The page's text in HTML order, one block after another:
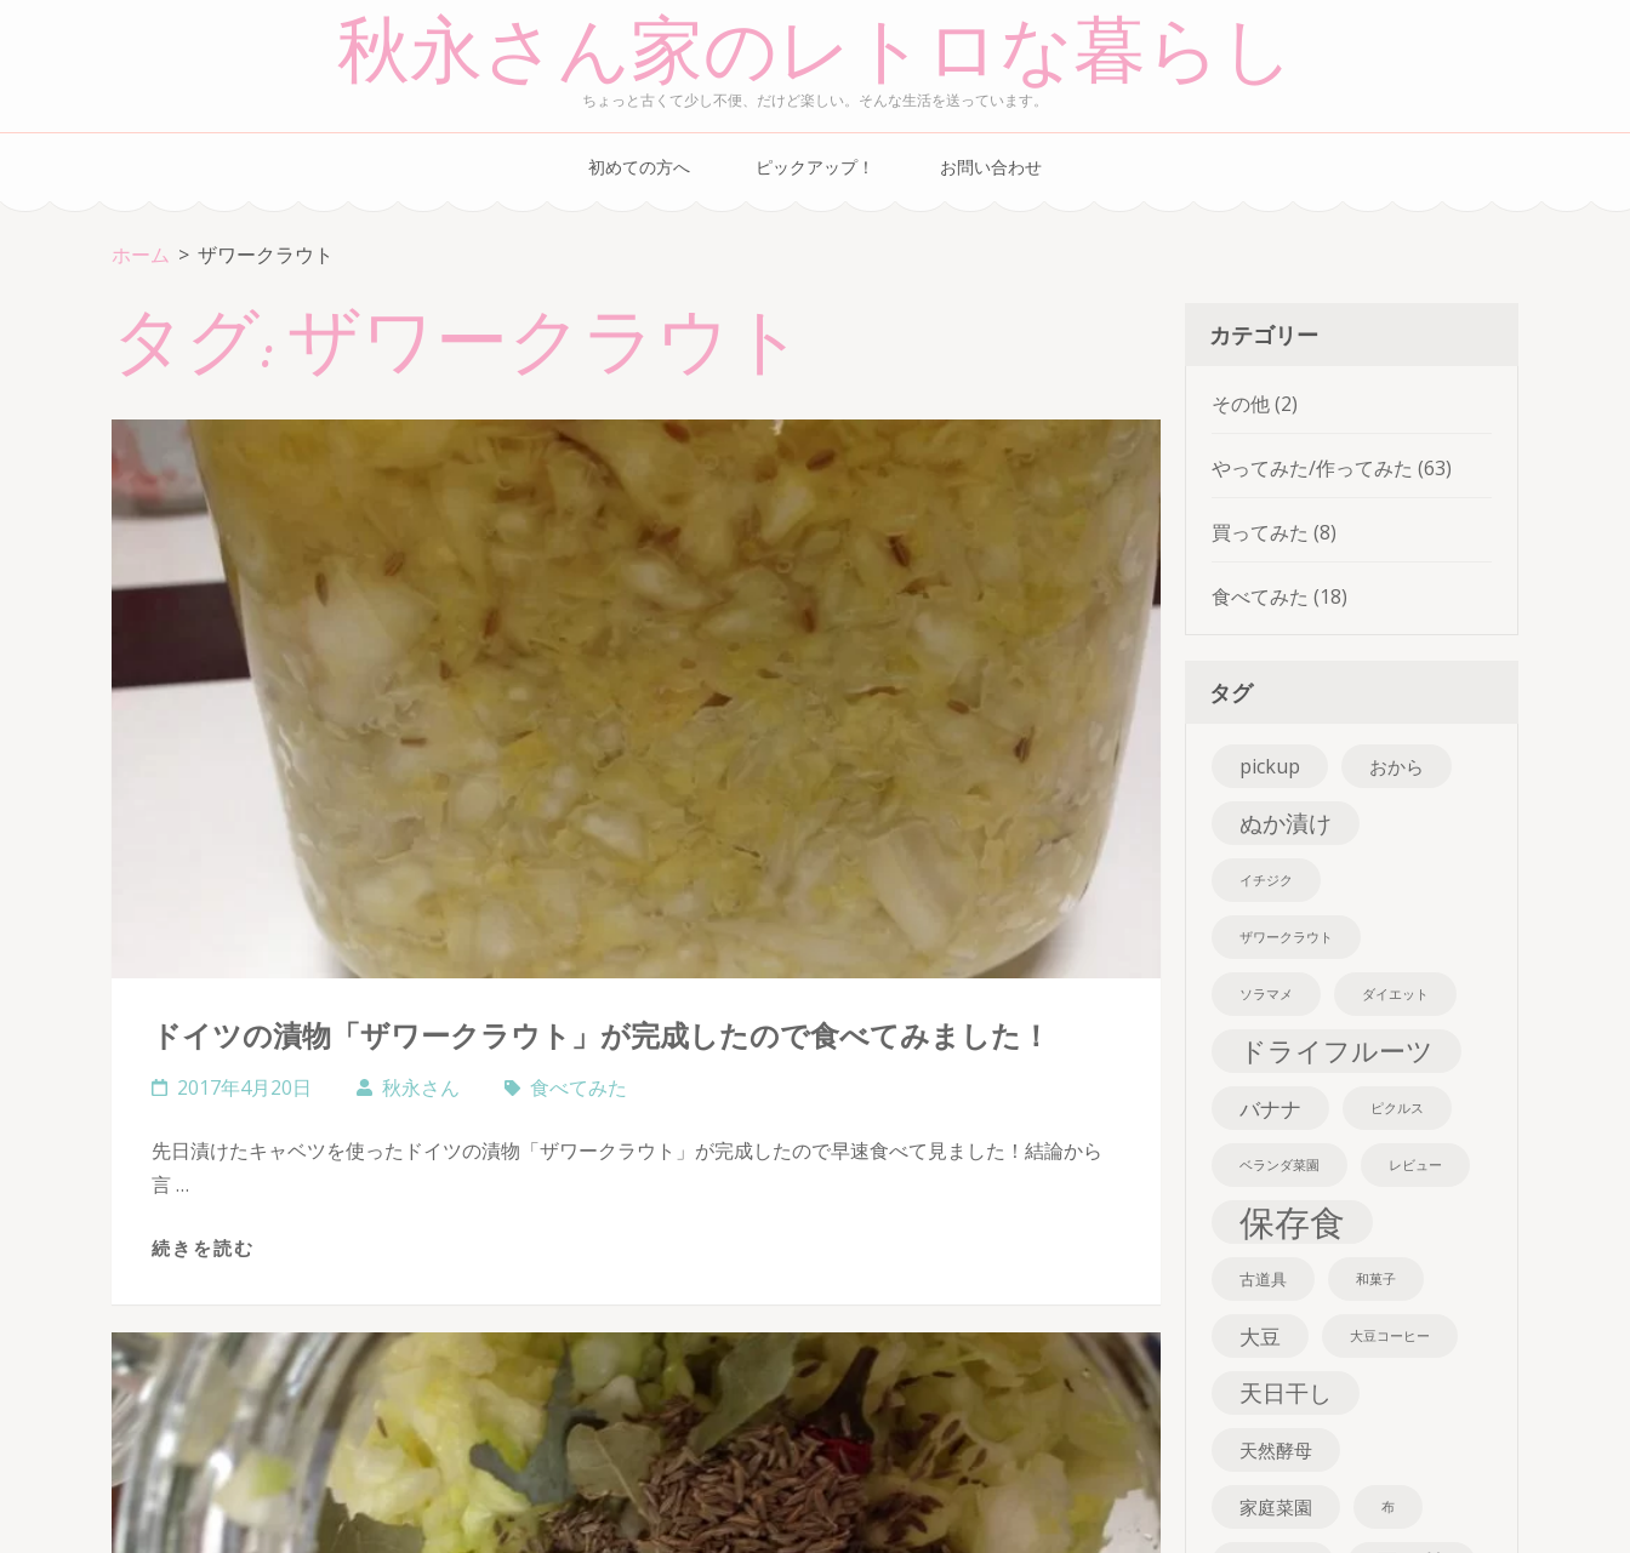
秋永さん家のレトロな暮らし
ちょっと古くて少し不便、だけど楽しい。そんな生活を送っています。
初めての方へ ピックアップ！ お問い合わせ
ホーム > ザワークラウト
タグ: ザワークラウト
ドイツの漬物「ザワークラウト」が完成したので食べてみました！
2017年4月20日 秋永さん 食べてみた
先日漬けたキャベツを使ったドイツの漬物「ザワークラウト」が完成したので早速食べて見ました！結論から
言 …
続きを読む
カテゴリー
その他(2)
やってみた/作ってみた (63)
買ってみた (8)
食べてみた (18)
タグ
pickup おから
ぬか漬け
イチジク
ザワークラウト
ソラマメ ダイエット
ドライフルーツ
バナナ ピクルス
ベランダ菜園 レビュー
保存食
古道具 和菓子
大豆 大豆コーヒー
天日干し
天然酵母
家庭菜園 布